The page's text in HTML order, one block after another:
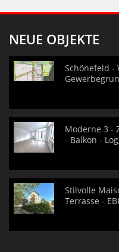
NEUE OBJEKTE
Schönefeld -
Moderne 3 -
- Balkon -
Stilvolle
Terrasse -